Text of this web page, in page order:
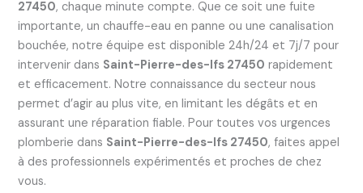
27450, chaque minute compte. Que ce soit une fuite
importante, un chauffe-eau en panne ou une canalisation
bouchée, notre équipe est disponible 24h/24 et 7j/7 pour
intervenir dans Saint-Pierre-des-Ifs 27450 rapidement
et efficacement. Notre connaissance du secteur nous
permet d’agir au plus vite, en limitant les dégâts et en
assurant une réparation fiable. Pour toutes vos urgences
plomberie dans Saint-Pierre-des-Ifs 27450, faites appel
à des professionnels expérimentés et proches de chez
vous.